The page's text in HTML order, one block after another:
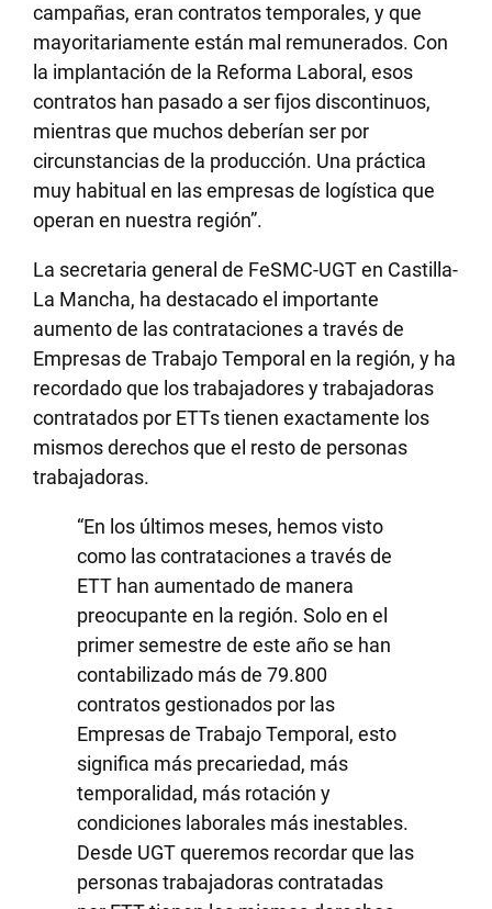
campañas, eran contratos temporales, y que
mayoritariamente están mal remunerados. Con
la implantación de la Reforma Laboral, esos
contratos han pasado a ser fijos discontinuos,
mientras que muchos deberían ser por
circunstancias de la producción. Una práctica
muy habitual en las empresas de logística que
operan en nuestra región”.
La secretaria general de FeSMC-UGT en Castilla-
La Mancha, ha destacado el importante
aumento de las contrataciones a través de
Empresas de Trabajo Temporal en la región, y ha
recordado que los trabajadores y trabajadoras
contratados por ETTs tienen exactamente los
mismos derechos que el resto de personas
trabajadoras.
“En los últimos meses, hemos visto
como las contrataciones a través de
ETT han aumentado de manera
preocupante en la región. Solo en el
primer semestre de este año se han
contabilizado más de 79.800
contratos gestionados por las
Empresas de Trabajo Temporal, esto
significa más precariedad, más
temporalidad, más rotación y
condiciones laborales más inestables.
Desde UGT queremos recordar que las
personas trabajadoras contratadas